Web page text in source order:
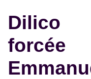
Dilico